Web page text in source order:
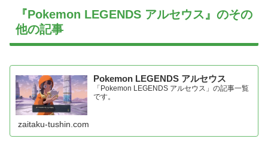
『Pokemon LEGENDS アルセウス』のその
他の記事
Pokemon LEGENDS アルセウス
「Pokemon LEGENDS アルセウス」の記事一覧
です。
zaitaku-tushin.com